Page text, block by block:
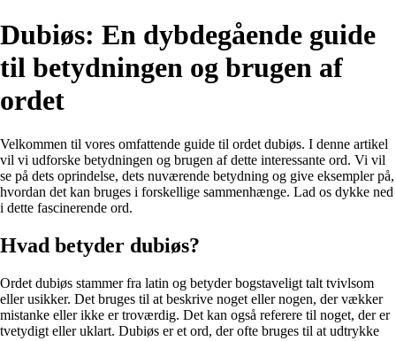
Dubiøs: En dybdegående guide
til betydningen og brugen af
ordet
Velkommen til vores omfattende guide til ordet dubiøs. I denne artikel
vil vi udforske betydningen og brugen af dette interessante ord. Vi vil
se på dets oprindelse, dets nuværende betydning og give eksempler på,
hvordan det kan bruges i forskellige sammenhænge. Lad os dykke ned
i dette fascinerende ord.
Hvad betyder dubiøs?
Ordet dubiøs stammer fra latin og betyder bogstaveligt talt tvivlsom
eller usikker. Det bruges til at beskrive noget eller nogen, der vækker
mistanke eller ikke er troværdig. Det kan også referere til noget, der er
tvetydigt eller uklart. Dubiøs er et ord, der ofte bruges til at udtrykke